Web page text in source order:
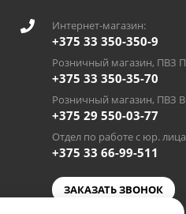
Интернет-магазин:
+375 33 350-350-9
Розничный магазин, ПВЗ
+375 33 350-35-70
Розничный магазин, ПВЗ
+375 29 550-03-77
Отдел по работе с юр.
+375 33 66-99-511
ЗАКАЗАТЬ ЗВОНОК